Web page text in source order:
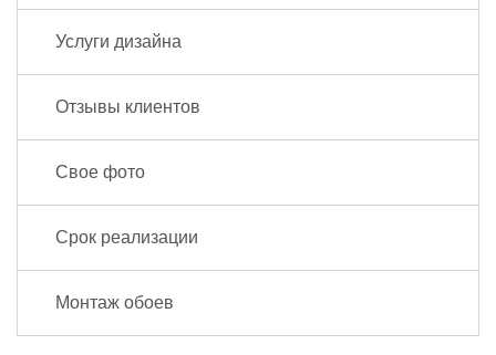
Услуги дизайна
Отзывы клиентов
Свое фото
Срок реализации
Монтаж обоев